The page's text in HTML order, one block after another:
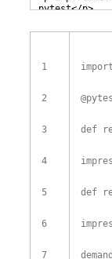
1
2
3
4
5
6
7
@
def
def